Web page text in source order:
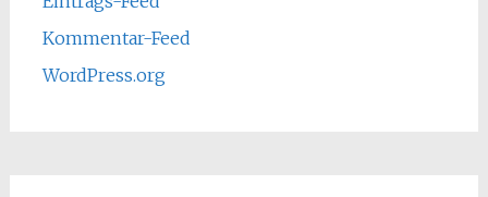
Kommentar-Feed
WordPress.org